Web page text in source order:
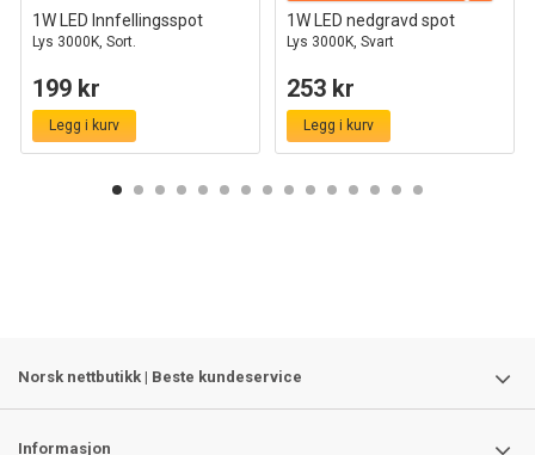
1W LED Innfellingsspot
Lys 3000K, Sort.
199 kr
Legg i kurv
1W LED nedgravd spot
Lys 3000K, Svart
253 kr
Legg i kurv
Norsk nettbutikk | Beste kundeservice
Informasjon